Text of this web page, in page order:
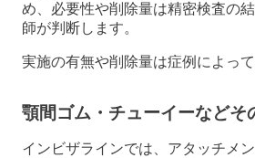
め、必要性や削除量は精密検査の
師が判断します。
実施の有無や削除量は症例によって
顎間ゴム・チューイーなどそ
インビザラインでは、アタッチメ